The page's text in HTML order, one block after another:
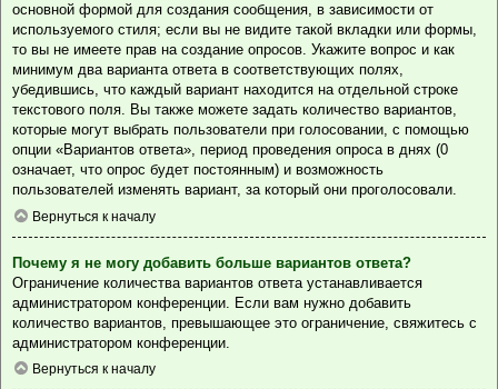
основной формой для создания сообщения, в зависимости от
используемого стиля; если вы не видите такой вкладки или формы,
то вы не имеете прав на создание опросов. Укажите вопрос и как
минимум два варианта ответа в соответствующих полях,
убедившись, что каждый вариант находится на отдельной строке
текстового поля. Вы также можете задать количество вариантов,
которые могут выбрать пользователи при голосовании, с помощью
опции «Вариантов ответа», период проведения опроса в днях (0
означает, что опрос будет постоянным) и возможность
пользователей изменять вариант, за который они проголосовали.
Вернуться к началу
Почему я не могу добавить больше вариантов ответа?
Ограничение количества вариантов ответа устанавливается
администратором конференции. Если вам нужно добавить
количество вариантов, превышающее это ограничение, свяжитесь с
администратором конференции.
Вернуться к началу